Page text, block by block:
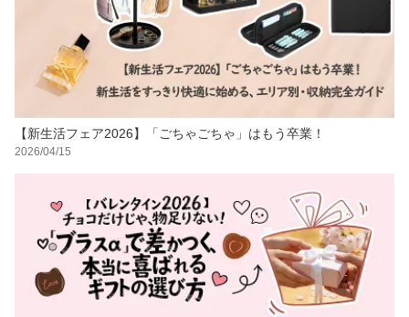
【新生活フェア2026】「ごちゃごちゃ」はもう卒業！
2026/04/15